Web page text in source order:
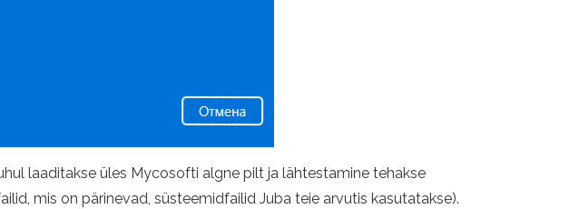
laaditakse üles Mycosofti algne pilt ja lähtestamine tehakse
mis on pärinevad, süsteemidfailid Juba teie arvutis kasutatakse).